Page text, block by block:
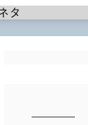
タ